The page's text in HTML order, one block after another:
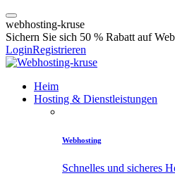
webhosting-kruse
Sichern Sie sich 50 % Rabatt auf
LoginRegistrieren
Heim
Hosting & Dienstleistungen
Webhosting
Schnelles und sicheres